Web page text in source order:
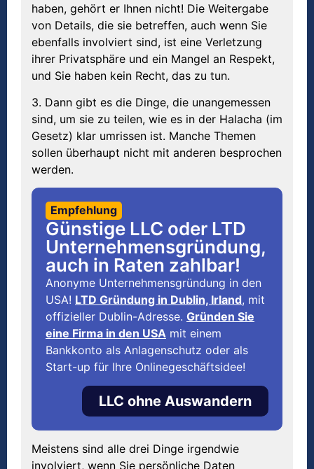
haben, gehört er Ihnen nicht! Die Weitergabe
von Details, die sie betreffen, auch wenn Sie
ebenfalls involviert sind, ist eine Verletzung
ihrer Privatsphäre und ein Mangel an Respekt,
und Sie haben kein Recht, das zu tun.
3. Dann gibt es die Dinge, die unangemessen
sind, um sie zu teilen, wie es in der Halacha (im
Gesetz) klar umrissen ist. Manche Themen
sollen überhaupt nicht mit anderen besprochen
werden.
Empfehlung
Günstige LLC oder LTD
Unternehmensgründung,
auch in Raten zahlbar!
Anonyme Unternehmensgründung in den
USA! LTD Gründung in Dublin, Irland, mit
offizieller Dublin-Adresse. Gründen Sie
eine Firma in den USA mit einem
Bankkonto als Anlagenschutz oder als
Start-up für Ihre Onlinegeschäftsidee!
LLC ohne Auswandern
Meistens sind alle drei Dinge irgendwie
involviert, wenn Sie persönliche Daten